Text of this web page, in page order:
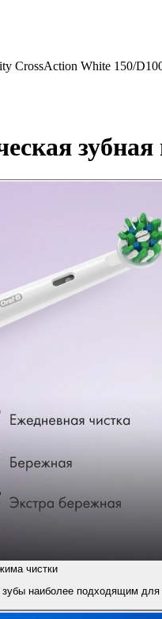
CrossAction White 150/
чистки
наиболее подходящим для